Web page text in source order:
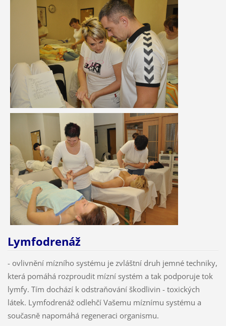
Lymfodrenáž
- ovlivnění mízního systému je zvláštní druh jemné techniky,
která pomáhá rozproudit mízní systém a tak podporuje tok
lymfy. Tím dochází k odstraňování škodlivin - toxických
látek. Lymfodrenáž odlehčí Vašemu míznímu systému a
současně napomáhá regeneraci organismu.